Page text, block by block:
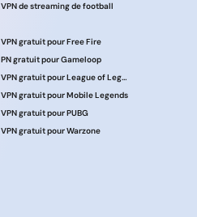
VPN de streaming de football
VPN gratuit pour Free Fire
PN gratuit pour Gameloop
VPN gratuit pour League of Legends
VPN gratuit pour Mobile Legends
VPN gratuit pour PUBG
VPN gratuit pour Warzone